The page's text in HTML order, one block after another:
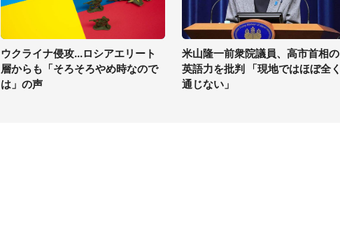
ウクライナ侵攻...ロシアエリート
層からも「そろそろやめ時なので
は」の声
米山隆一前衆院議員、高市首相の
英語力を批判 「現地ではほぼ全く
通じない」